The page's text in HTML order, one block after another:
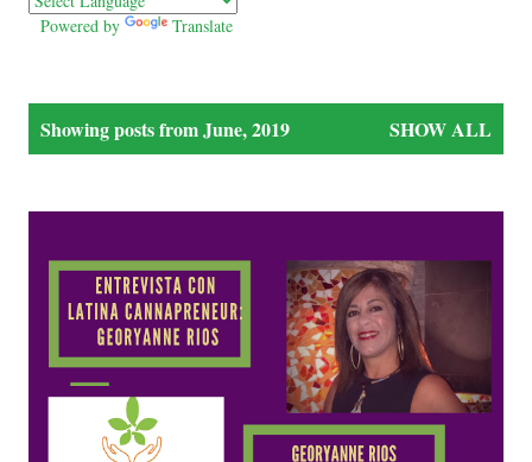
Powered by Translate
Showing posts from June, 2019 SHOW ALL